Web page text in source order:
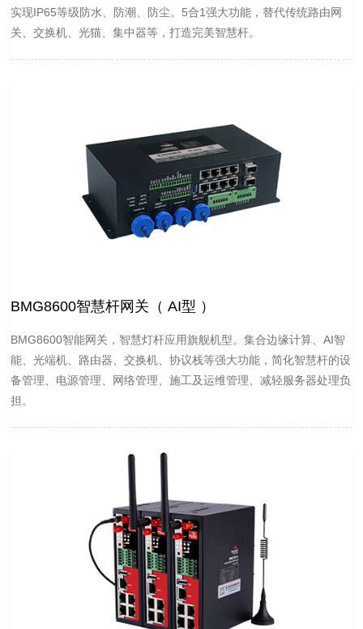
实现IP65等级防水、防潮、防尘。5合1强大功能，替代传统路由网
关、交换机、光猫、集中器等，打造完美智慧杆。
BMG8600智慧杆网关（ AI型 ）
BMG8600智能网关，智慧灯杆应用旗舰机型。集合边缘计算、AI智
能、光端机、路由器、交换机、协议栈等强大功能，简化智慧杆的设
备管理、电源管理、网络管理、施工及运维管理、减轻服务器处理负
担。